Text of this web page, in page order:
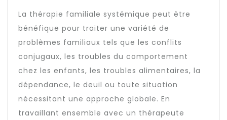
La thérapie familiale systémique peut être
bénéfique pour traiter une variété de
problèmes familiaux tels que les conflits
conjugaux, les troubles du comportement
chez les enfants, les troubles alimentaires, la
dépendance, le deuil ou toute situation
nécessitant une approche globale. En
travaillant ensemble avec un thérapeute